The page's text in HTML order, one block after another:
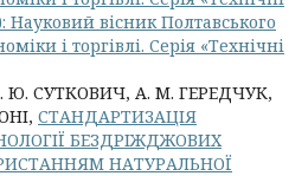
Науковий вісник Полтавського
і торгівлі. Серія «Технічні
Ю. СУТКОВИЧ, А. М. ГЕРЕДЧУК,
СТАНДАРТИЗАЦІЯ
БЕЗДРІЖДЖОВИХ
НАТУРАЛЬНОЇ